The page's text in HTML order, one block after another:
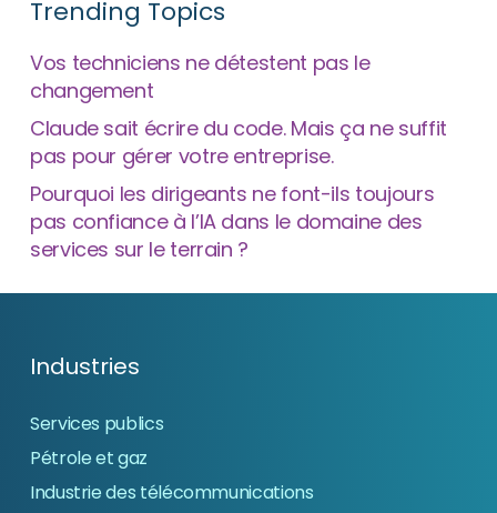
Trending Topics
Vos techniciens ne détestent pas le
changement
Claude sait écrire du code. Mais ça ne suffit
pas pour gérer votre entreprise.
Pourquoi les dirigeants ne font-ils toujours
pas confiance à l’IA dans le domaine des
services sur le terrain ?
Industries
Services publics
Pétrole et gaz
Industrie des télécommunications